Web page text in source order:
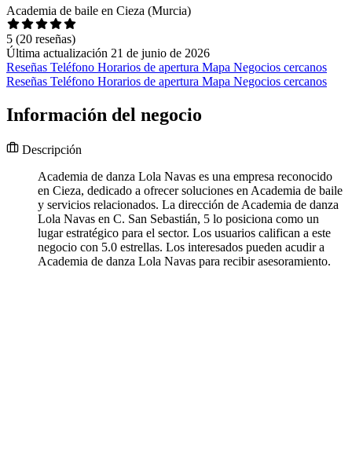
Academia de baile en Cieza (Murcia)
5 (20 reseñas)
Última actualización 21 de junio de 2026
Reseñas Teléfono Horarios de apertura Mapa Negocios cercanos
Reseñas Teléfono Horarios de apertura Mapa Negocios cercanos
Información del negocio
Descripción
Academia de danza Lola Navas es una empresa reconocido
en Cieza, dedicado a ofrecer soluciones en Academia de baile
y servicios relacionados. La dirección de Academia de danza
Lola Navas en C. San Sebastián, 5 lo posiciona como un
lugar estratégico para el sector. Los usuarios califican a este
negocio con 5.0 estrellas. Los interesados pueden acudir a
Academia de danza Lola Navas para recibir asesoramiento.